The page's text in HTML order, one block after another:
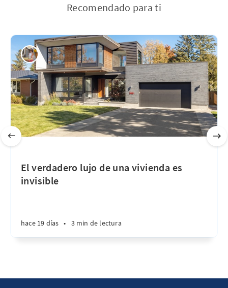
Recomendado para ti
El verdadero lujo de una vivienda es
invisible
hace 19 días • 3 min de lectura